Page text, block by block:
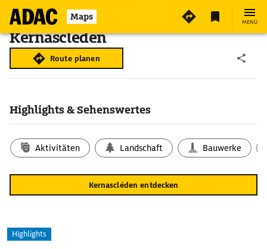
Maps MENÜ
Kernascléden
Route planen
Highlights & Sehenswertes
Aktivitäten Landschaft Bauwerke
Kernascléden entdecken
Highlights